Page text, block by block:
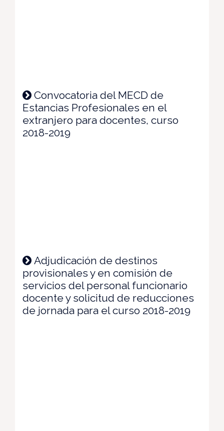
Convocatoria del MECD de
Estancias Profesionales en el
extranjero para docentes, curso
2018-2019
Adjudicación de destinos
provisionales y en comisión de
servicios del personal funcionario
docente y solicitud de reducciones
de jornada para el curso 2018-2019